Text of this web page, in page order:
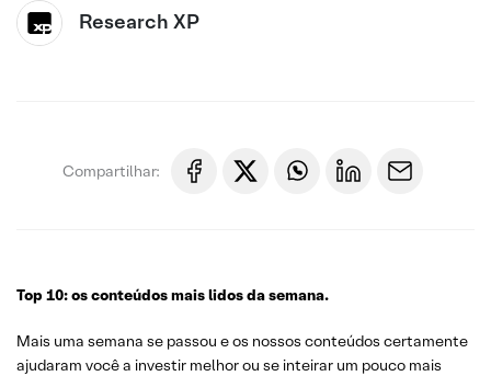
Research XP
Compartilhar:
Top 10: os conteúdos mais lidos da semana.
Mais uma semana se passou e os nossos conteúdos certamente
ajudaram você a investir melhor ou se inteirar um pouco mais